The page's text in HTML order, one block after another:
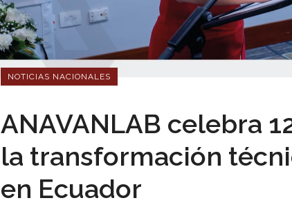
NOTICIAS NACIONALES
ANAVANLAB celebra
la transformación
en Ecuador